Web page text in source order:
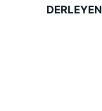
DERLEYEN